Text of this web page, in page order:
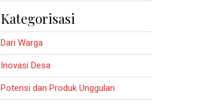
Kategorisasi
Dari Warga
Inovasi Desa
Potensi dan Produk Unggulan